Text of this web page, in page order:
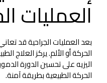
العمليات
بعد العمليات الجراحية قد
الحركة أو الألم. يركز العلاج
اليزيه على تحسين الدورة
الحركة الطبيعية بطريقة آمنة.